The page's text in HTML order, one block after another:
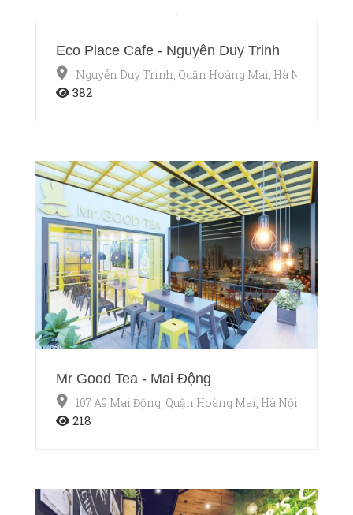
Eco Place Cafe - Nguyễn Duy Trinh
Nguyễn Duy Trinh, Quận Hoàng Mai, Hà Nội
382
Mr Good Tea - Mai Động
107 A9 Mai Động, Quận Hoàng Mai, Hà Nội
218